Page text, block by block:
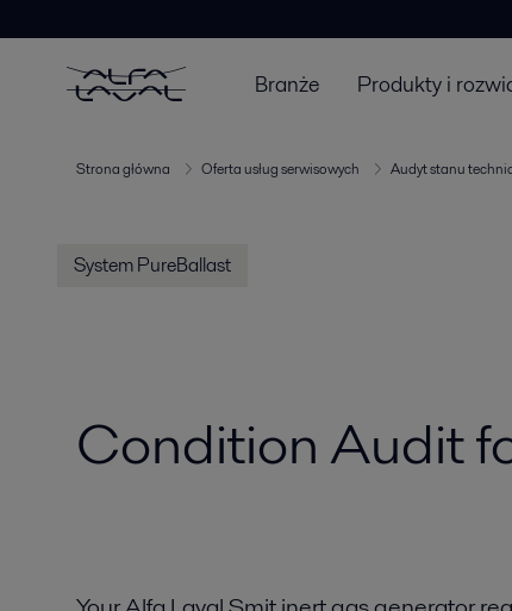
Branże Produkty i
Strona główna Oferta usług serwisowych Audyt stanu
System PureBallast
Condition Audit